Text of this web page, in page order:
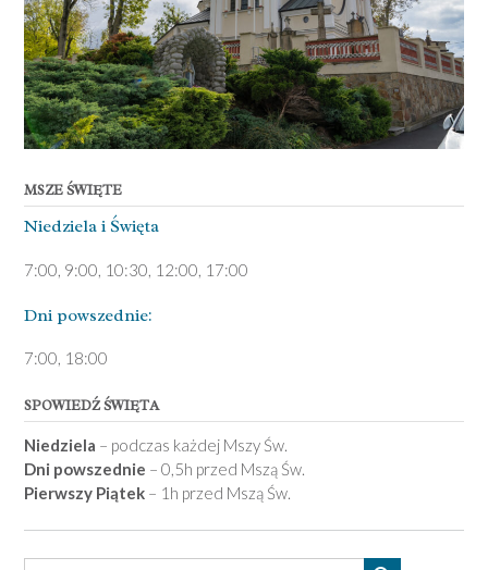
MSZE ŚWIĘTE
Niedziela ­i Święta
7:00, 9:00, 10:30, 12:00, 17:00
Dni pows­zednie:
7­:00, 18:00­
SPOWIEDŹ ŚWIĘTA
Niedziela – podczas każdej Mszy Św.
Dni powszednie – 0,5h przed Mszą Św.
Pierwszy Piątek – 1h przed Mszą Św.